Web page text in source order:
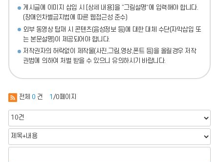
게시글에 이미지 삽입 시 [상세 내용]을 “그림설명”에 입력해야 합니다.
(장애인차별금지법에 따른 웹접근성 준수)
외부 동영상 탑재 시 콘텐츠(음성정보 등)에 대한 대체 수단(자막삽입 또
는 본문설명)이 제공되어야 합니다.
저작권자의 허락없이 제작물(사진,그림,영상,폰트 등)을 올릴경우 저작
권법에 의하여 처벌 받을 수 있으니 유의하시기 바랍니다.
전체 0 건 1 /0페이지